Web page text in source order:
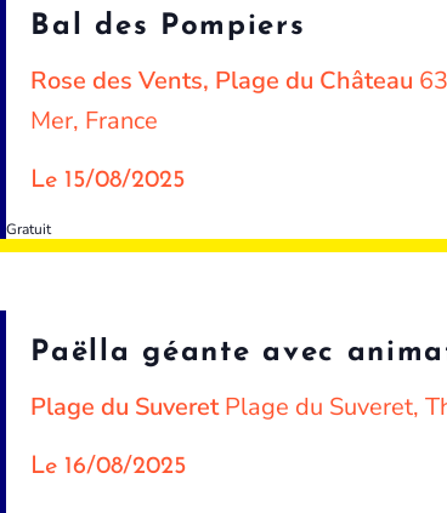
Bal des Pompiers
Rose des Vents, Plage du Château
Mer, France
Le 15/08/2025
Gratuit
Paëlla géante avec
Plage du SuveretPlage du Suveret,
Le 16/08/2025